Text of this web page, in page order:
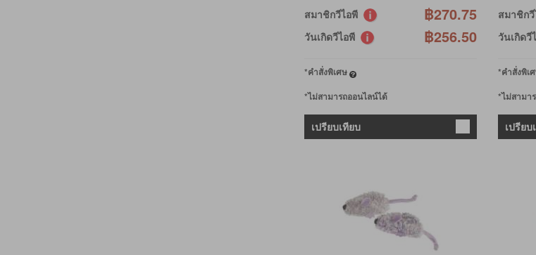
สมาชิกวีไอพี ฿270.75
วันเกิดวีไอพี ฿256.50
*คำสั่งพิเศษ
*ไม่สามารถออนไลน์ได้
เปรียบเทียบ
สมาชิก
วันเกิดวี
*คำสั่งพิเ
*ไม่สามา
เปรียบ